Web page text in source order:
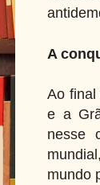
A
Ao final
e a
nesse
mundo